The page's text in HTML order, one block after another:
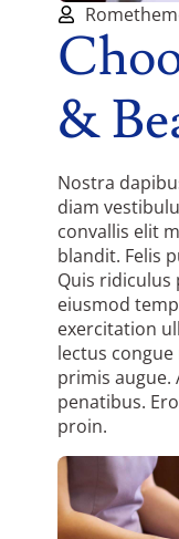
&
Nostra
diam
convallis elit
blandit. Felis
Quis ridiculus
eiusmod
exercitation
lectus
primis augue.
penatibus.
proin.